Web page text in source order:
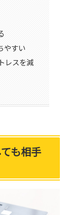
やすい
レスを減
も相手